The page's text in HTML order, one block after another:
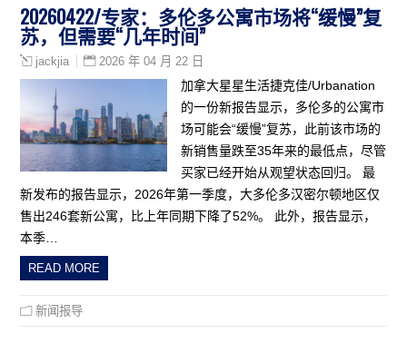
20260422/专家：多伦多公寓市场将“缓慢”复
苏，但需要“几年时间”
jackjia 2026 年 04 月 22 日
加拿大星星生活捷克佳/Urbanation
的一份新报告显示，多伦多的公寓市
场可能会“缓慢”复苏，此前该市场的
新销售量跌至35年来的最低点，尽管
买家已经开始从观望状态回归。 最
新发布的报告显示，2026年第一季度，大多伦多汉密尔顿地区仅
售出246套新公寓，比上年同期下降了52%。 此外，报告显示，
本季…
READ MORE
新闻报导